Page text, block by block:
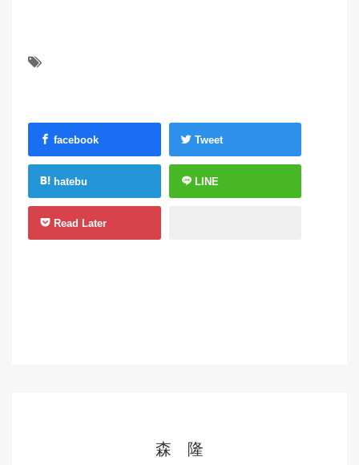
facebook Tweet
hatebu LINE
Read Later
森 隆